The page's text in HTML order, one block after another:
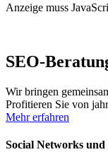
Anzeige muss
SEO-
Wir bringen
Profitieren Sie von
Mehr erfahren
Social Networks und